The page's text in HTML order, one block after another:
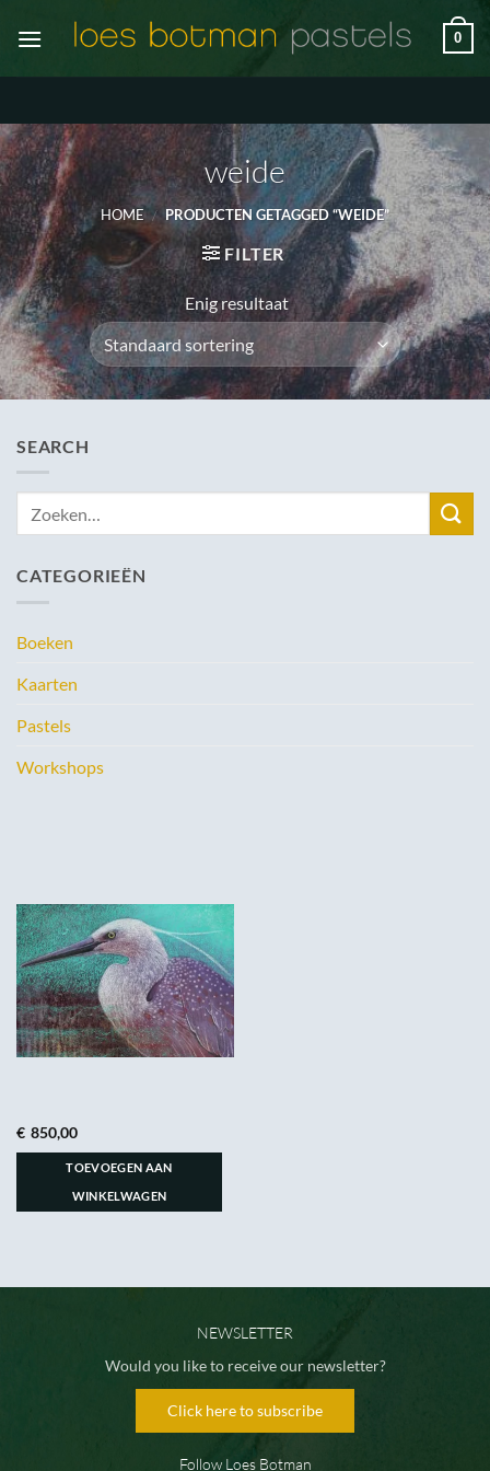
naar
0
weide
HOME / PRODUCTEN GETAGGED “WEIDE”
FILTER
Enig resultaat
SEARCH
CATEGORIEËN
Boeken
Kaarten
Pastels
Workshops
€ 850,00
TOEVOEGEN AAN
WINKELWAGEN
NEWSLETTER
Would you like to receive our newsletter?
Click here to subscribe
Follow Loes Botman